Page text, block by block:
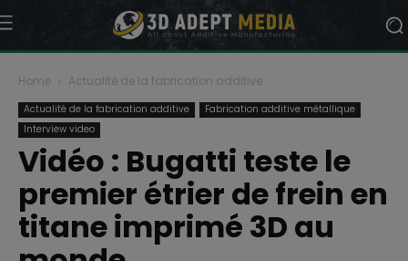
Home Actualité de la fabrication additive
Actualité de la fabrication additive
Fabrication additive métallique
Interview video
Vidéo : Bugatti teste le
premier étrier de frein en
titane imprimé 3D au